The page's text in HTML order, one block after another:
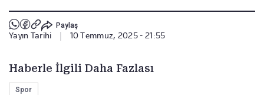
Paylaş
Yayın Tarihi 10 Temmuz, 2025 - 21:55
Haberle İlgili Daha Fazlası
Spor